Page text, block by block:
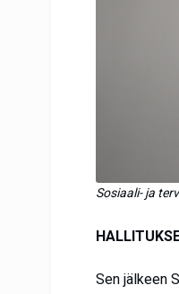
Sosiaali- ja
Sen jälkeen